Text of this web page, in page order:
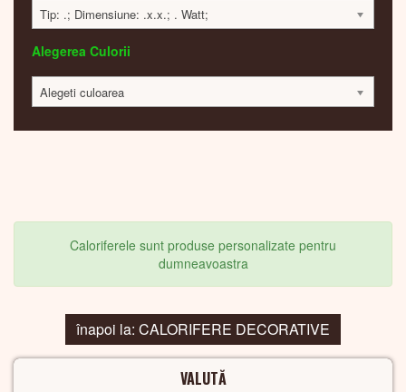
Tip: .; Dimensiune: .x.x.; . Watt;
Alegerea Culorii
Alegeti culoarea
Caloriferele sunt produse personalizate pentru
dumneavoastra
înapoi la: CALORIFERE DECORATIVE
VALUTĂ